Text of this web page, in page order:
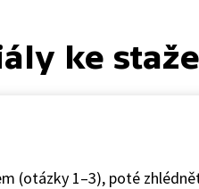
ke
(otázky 1–3), poté